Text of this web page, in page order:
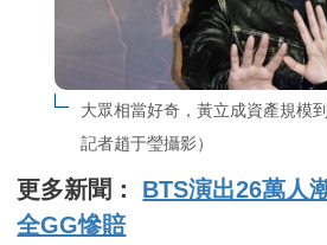
大眾相當好奇，黃立成資產規模
記者趙于瑩攝影）
更多新聞： BTS演出26萬
全GG慘賠